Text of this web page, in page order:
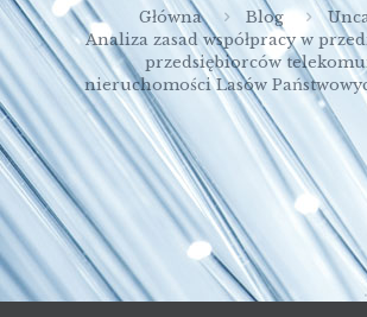
Główna Blog
Analiza zasad współpracy w
przedsiębiorców
nieruchomości Lasów